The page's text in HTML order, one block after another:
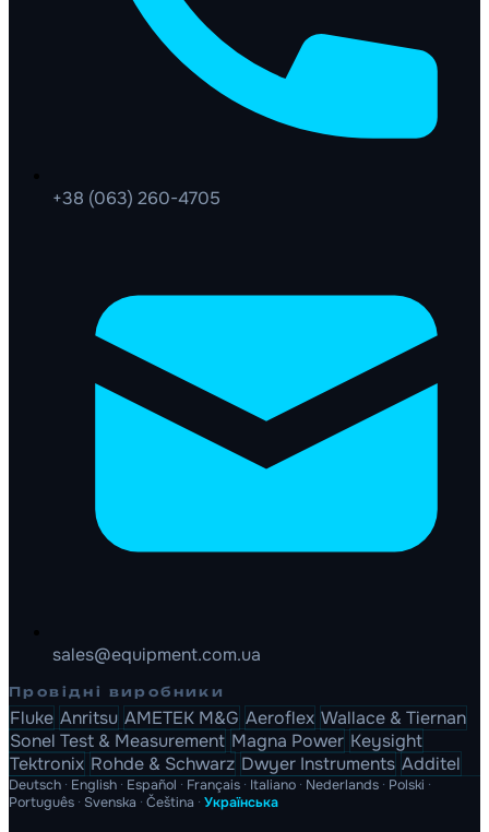
+38 (063) 260-4705
sales@equipment.com.ua
Провідні виробники
Fluke Anritsu AMETEK M&G Aeroflex Wallace & Tiernan
Sonel Test & Measurement Magna Power Keysight
Tektronix Rohde & Schwarz Dwyer Instruments Additel
Deutsch · English · Español · Français · Italiano · Nederlands · Polski ·
Português · Svenska · Čeština · Українська